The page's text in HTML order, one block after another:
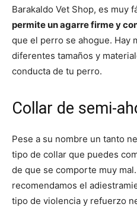
Barakaldo Vet Shop, es muy
permite un agarre firme y
que el perro se ahogue. Hay
diferentes tamaños y
conducta de tu perro.
Collar de semi-
Pese a su nombre un tanto
tipo de collar que puedes
de que se comporte muy
recomendamos el
tipo de violencia y refuerzo